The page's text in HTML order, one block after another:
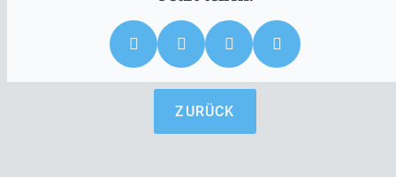
ZURÜCK